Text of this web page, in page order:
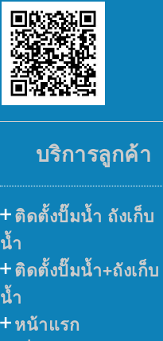
บริการลูกค้า
ติดตั้งปั๊มน้ำ ถังเก็บ
น้ำ
ติดตั้งปั๊มน้ำ+ถังเก็บ
น้ำ
หน้าแรก